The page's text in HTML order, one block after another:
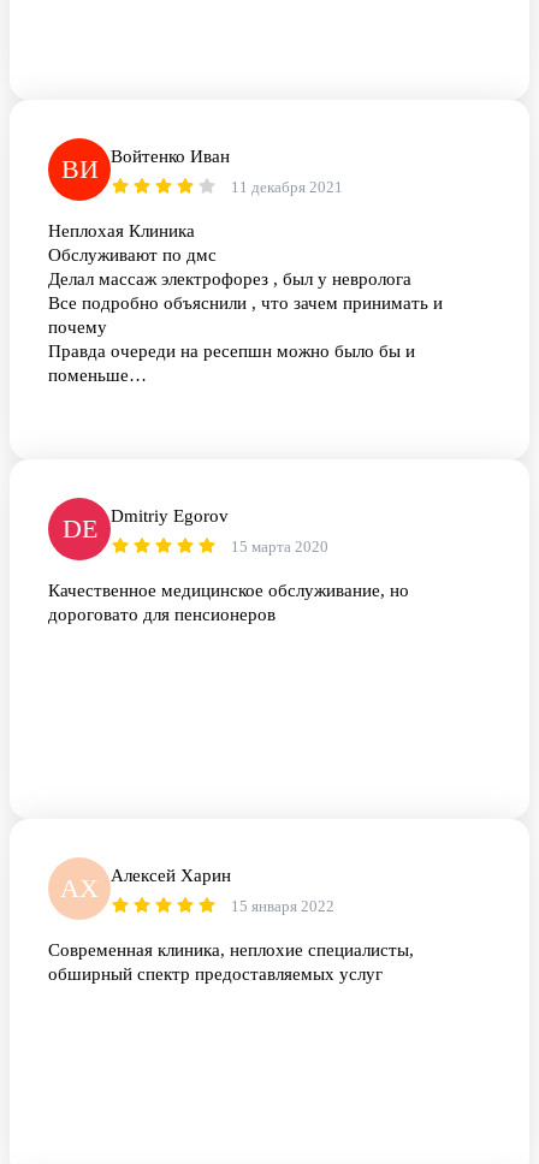
ВИ Войтенко Иван
11 декабря 2021
Неплохая Клиника
Обслуживают по дмс
Делал массаж электрофорез , был у невролога
Все подробно объяснили , что зачем принимать и
почему
Правда очереди на ресепшн можно было бы и
поменьше…
DE Dmitriy Egorov
15 марта 2020
Качественное медицинское обслуживание, но
дороговато для пенсионеров
АХ Алексей Харин
15 января 2022
Современная клиника, неплохие специалисты,
обширный спектр предоставляемых услуг